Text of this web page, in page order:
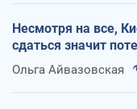
Несмотря на все,
сдаться значит
Ольга Айвазовская